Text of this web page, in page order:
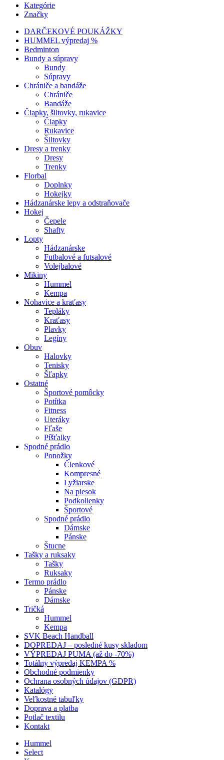
Kategórie
Značky
DARČEKOVÉ POUKÁŽKY
HUMMEL výpredaj %
Bedminton
Bundy a súpravy
Bundy
Súpravy
Chrániče a bandáže
Chrániče
Bandáže
Čiapky, šiltovky, rukavice
Čiapky
Rukavice
Šiltovky
Dresy a trenky
Dresy
Trenky
Florbal
Doplnky
Hokejky
Hádzanárske lepy a odstraňovače
Hokej
Čepele
Shafty
Lopty
Hádzanárske
Futbalové a futsalové
Volejbalové
Mikiny
Hummel
Kempa
Nohavice a kraťasy
Tepláky
Kraťasy
Plavky
Legíny
Obuv
Halovky
Tenisky
Šľapky
Ostatné
Športové pomôcky
Potítka
Fitness
Uteráky
Fľaše
Píšťalky
Spodné prádlo
Ponožky
Členkové
Kompresné
Lyžiarske
Na piesok
Podkolienky
Športové
Spodné prádlo
Dámske
Pánske
Štucne
Tašky a ruksaky
Tašky
Ruksaky
Termo prádlo
Pánske
Dámske
Tričká
Hummel
Kempa
SVK Beach Handball
DOPREDAJ – posledné kusy skladom
VÝPREDAJ PUMA (až do -70%)
Totálny výpredaj KEMPA %
Obchodné podmienky
Ochrana osobných údajov (GDPR)
Katalógy
Veľkostné tabuľky
Doprava a platba
Potlač textilu
Kontakt
Hummel
Select